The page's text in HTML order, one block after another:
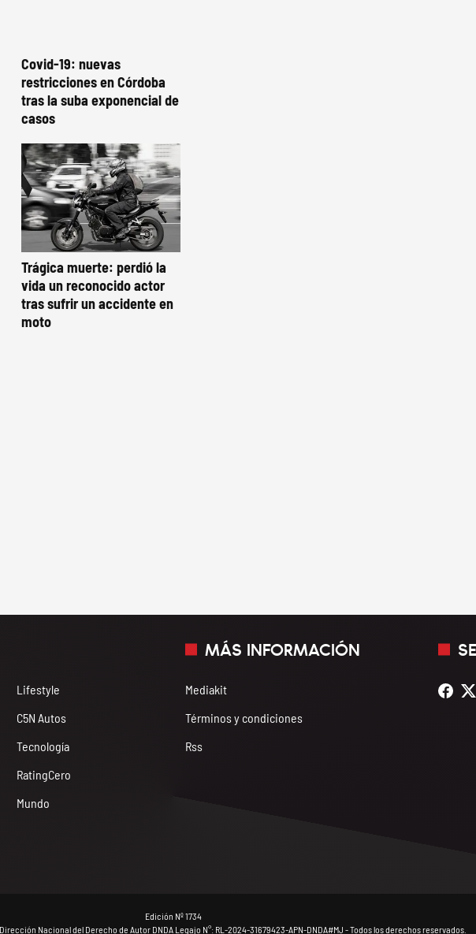
Covid-19: nuevas
restricciones en Córdoba
tras la suba exponencial de
casos
Trágica muerte: perdió la
vida un reconocido actor
tras sufrir un accidente en
moto
Lifestyle
C5N Autos
Tecnología
RatingCero
Mundo
MÁS INFORMACIÓN
Mediakit
Términos y condiciones
Rss
Edición Nº 1734
Nacional del Derecho de Autor DNDA Legajo N°: RL-2024-31679423-APN-DNDA#MJ - Todos los derechos reservados.